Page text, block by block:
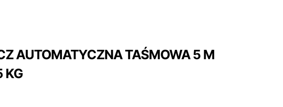
AUTOMATYCZNA TAŚMOWA 5 M
KG